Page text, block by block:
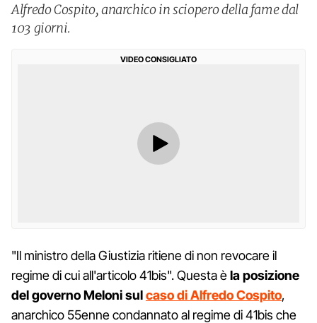
Alfredo Cospito, anarchico in sciopero della fame dal
103 giorni.
VIDEO CONSIGLIATO
"Il ministro della Giustizia ritiene di non revocare il
regime di cui all'articolo 41bis". Questa èla posizione
del governo Meloni sulcaso di Alfredo Cospito,
anarchico 55enne condannato al regime di 41bis che